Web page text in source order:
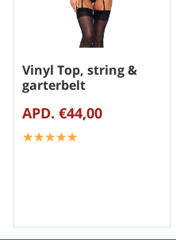
Vinyl Top, string &
garterbelt
APD. €44,00
☆☆☆☆☆
★★★★★